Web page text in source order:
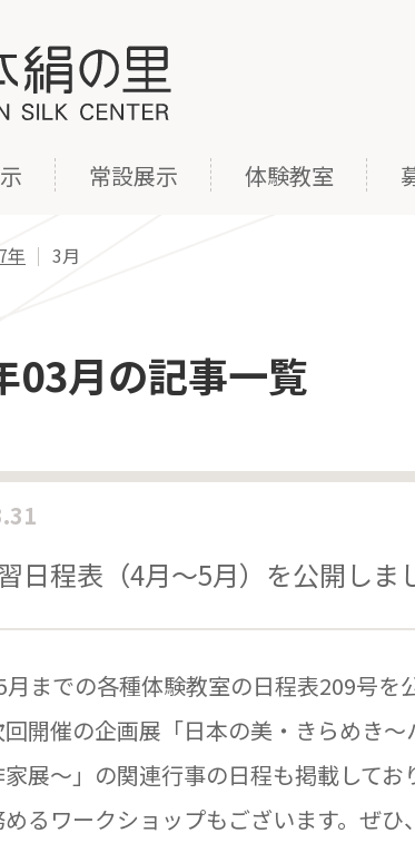
常設展示 体験教室
年 3月
03月の記事一覧
日程表（4月〜5月）を公開しま
までの各種体験教室の日程表209号を
開催の企画展「日本の美・きらめき～
展～」の関連行事の日程も掲載してお
るワークショップもございます。ぜひ